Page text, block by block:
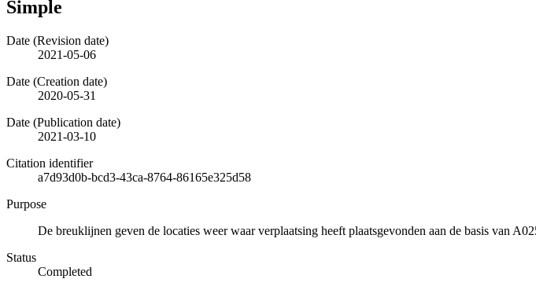
Simple
Date (Revision date)
2021-05-06
Date (Creation date)
2020-05-31
Date (Publication date)
2021-03-10
Citation identifier
a7d93d0b-bcd3-43ca-8764-86165e325d58
Purpose
De breuklijnen geven de locaties weer waar verplaatsing heeft plaatsgevonden aan de basis van
Status
Completed